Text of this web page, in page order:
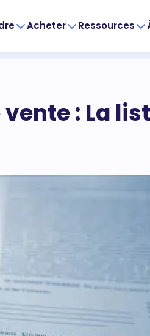
Acheter Ressources
: La